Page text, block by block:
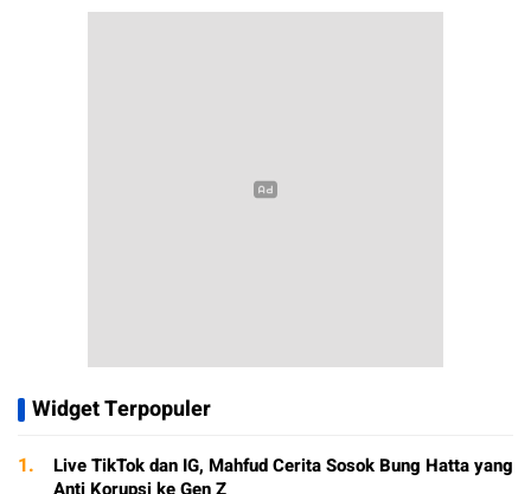
Widget Terpopuler
1.
Live TikTok dan IG, Mahfud Cerita Sosok Bung Hatta yang